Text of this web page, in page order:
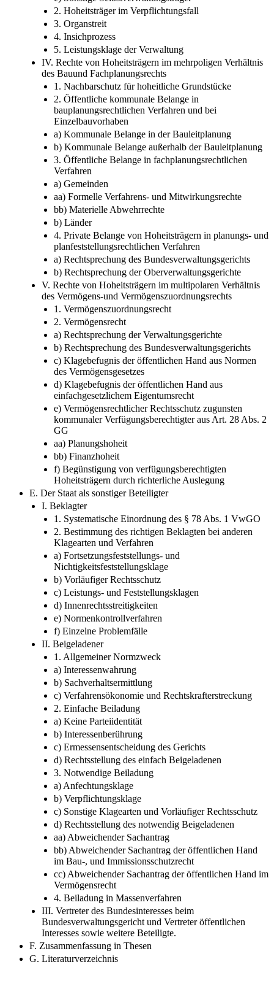
2. Hoheitsträger im Verpflichtungsfall
3. Organstreit
4. Insichprozess
5. Leistungsklage der Verwaltung
IV. Rechte von Hoheitsträgern im mehrpoligen Verhältnis
des Bauund Fachplanungsrechts
1. Nachbarschutz für hoheitliche Grundstücke
2. Öffentliche kommunale Belange in
bauplanungsrechtlichen Verfahren und bei
Einzelbauvorhaben
a) Kommunale Belange in der Bauleitplanung
b) Kommunale Belange außerhalb der Bauleitplanung
3. Öffentliche Belange in fachplanungsrechtlichen
Verfahren
a) Gemeinden
aa) Formelle Verfahrens- und Mitwirkungsrechte
bb) Materielle Abwehrrechte
b) Länder
4. Private Belange von Hoheitsträgern in planungs- und
planfeststellungsrechtlichen Verfahren
a) Rechtsprechung des Bundesverwaltungsgerichts
b) Rechtsprechung der Oberverwaltungsgerichte
V. Rechte von Hoheitsträgern im multipolaren Verhältnis
des Vermögens-und Vermögenszuordnungsrechts
1. Vermögenszuordnungsrecht
2. Vermögensrecht
a) Rechtsprechung der Verwaltungsgerichte
b) Rechtsprechung des Bundesverwaltungsgerichts
c) Klagebefugnis der öffentlichen Hand aus Normen
des Vermögensgesetzes
d) Klagebefugnis der öffentlichen Hand aus
einfachgesetzlichem Eigentumsrecht
e) Vermögensrechtlicher Rechtsschutz zugunsten
kommunaler Verfügungsberechtigter aus Art. 28 Abs. 2
GG
aa) Planungshoheit
bb) Finanzhoheit
f) Begünstigung von verfügungsberechtigten
Hoheitsträgern durch richterliche Auslegung
E. Der Staat als sonstiger Beteiligter
I. Beklagter
1. Systematische Einordnung des § 78 Abs. 1 VwGO
2. Bestimmung des richtigen Beklagten bei anderen
Klagearten und Verfahren
a) Fortsetzungsfeststellungs- und
Nichtigkeitsfeststellungsklage
b) Vorläufiger Rechtsschutz
c) Leistungs- und Feststellungsklagen
d) Innenrechtsstreitigkeiten
e) Normenkontrollverfahren
f) Einzelne Problemfälle
II. Beigeladener
1. Allgemeiner Normzweck
a) Interessenwahrung
b) Sachverhaltsermittlung
c) Verfahrensökonomie und Rechtskrafterstreckung
2. Einfache Beiladung
a) Keine Parteiidentität
b) Interessenberührung
c) Ermessensentscheidung des Gerichts
d) Rechtsstellung des einfach Beigeladenen
3. Notwendige Beiladung
a) Anfechtungsklage
b) Verpflichtungsklage
c) Sonstige Klagearten und Vorläufiger Rechtsschutz
d) Rechtsstellung des notwendig Beigeladenen
aa) Abweichender Sachantrag
bb) Abweichender Sachantrag der öffentlichen Hand
im Bau-, und Immissionsschutzrecht
cc) Abweichender Sachantrag der öffentlichen Hand im
Vermögensrecht
4. Beiladung in Massenverfahren
III. Vertreter des Bundesinteresses beim
Bundesverwaltungsgericht und Vertreter öffentlichen
Interesses sowie weitere Beteiligte.
F. Zusammenfassung in Thesen
G. Literaturverzeichnis